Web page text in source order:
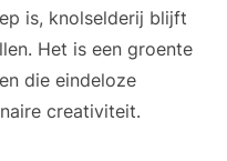
is, knolselderij blijft
Het is een groente
die eindeloze
creativiteit.